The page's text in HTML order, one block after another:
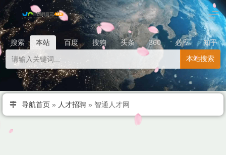
搜索 本站 百度 搜狗 头条 360 必应
知乎
本站搜索
导航首页 » 人才招聘 » 智通人才网